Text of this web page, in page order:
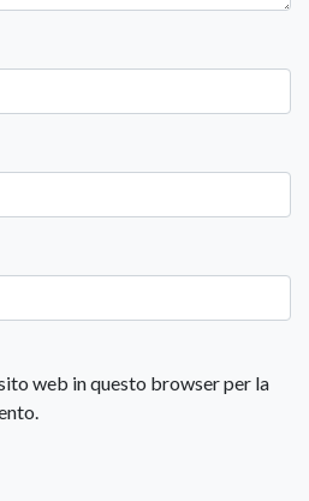
web in questo browser per la